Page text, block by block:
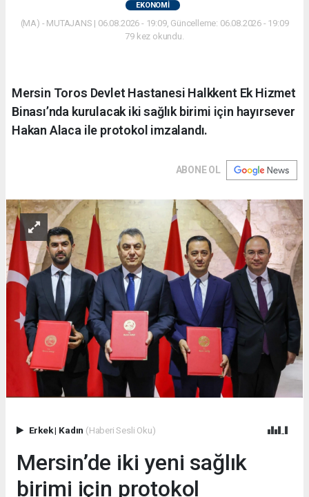
EKONOMİ
(MA) - MUTAJANS | 06.08.2026 - 19:09, Güncelleme: 06.08.2026 - 19:09
79 kez okundu.
Mersin Toros Devlet Hastanesi Halkkent Ek Hizmet
Binası’nda kurulacak iki sağlık birimi için hayırsever
Hakan Alaca ile protokol imzalandı.
ABONE OL
Erkek| Kadın (Haberi Sesli Oku)
Mersin’de iki yeni sağlık
birimi için protokol